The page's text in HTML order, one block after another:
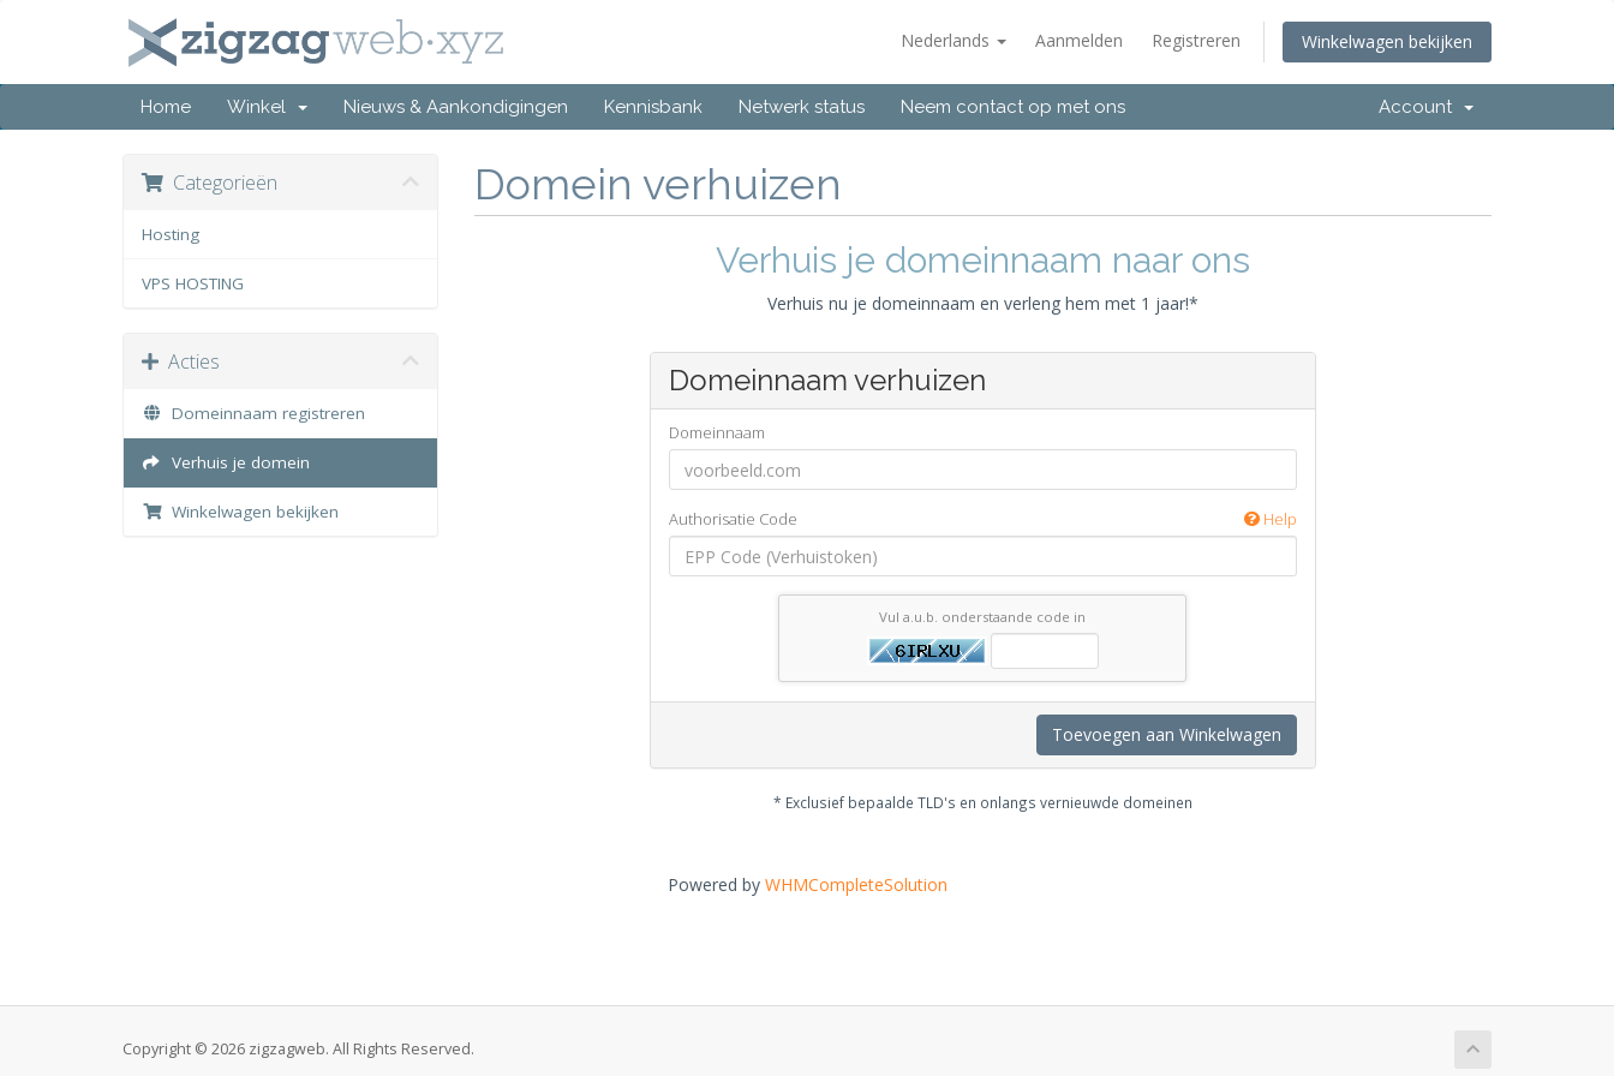
Nederlands Aanmelden Registreren Winkelwagen bekijken
Home Winkel Nieuws & Aankondigingen Kennisbank Netwerk status Neem contact op met ons Account
Categorieën
Hosting
VPS HOSTING
Acties
Domeinnaam registreren
Verhuis je domein
Winkelwagen bekijken
Domein verhuizen
Verhuis je domeinnaam naar ons
Verhuis nu je domeinnaam en verleng hem met 1 jaar!*
Domeinnaam verhuizen
Domeinnaam
Authorisatie Code Help
Vul a.u.b. onderstaande code in
Toevoegen aan Winkelwagen
* Exclusief bepaalde TLD's en onlangs vernieuwde domeinen
Powered by WHMCompleteSolution
Copyright © 2026 zigzagweb. All Rights Reserved.